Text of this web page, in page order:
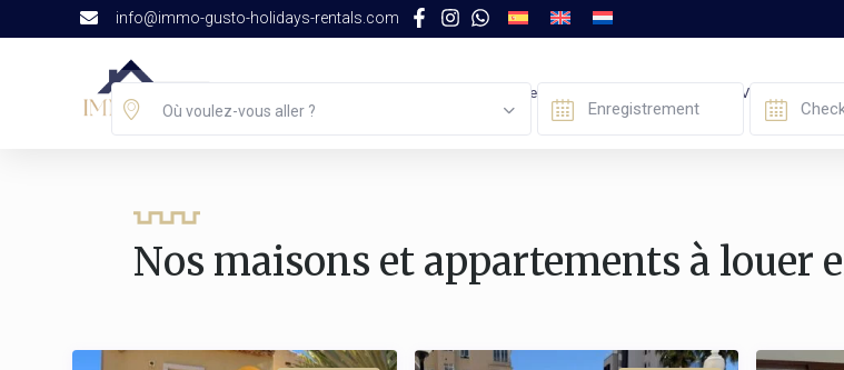
info@immo-gusto-holidays-rentals.com
Recherche Avancée À Acheter / À Vendre
Où voulez-vous aller ?
Nos maisons et appartements à louer